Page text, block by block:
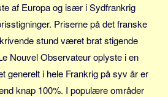
af Europa og især i Sydfrankrig
Priserne på det franske
stund været brat stigende
Nouvel Observateur oplyste i en
generelt i hele Frankrig på syv år er
knap 100%. I populære områder